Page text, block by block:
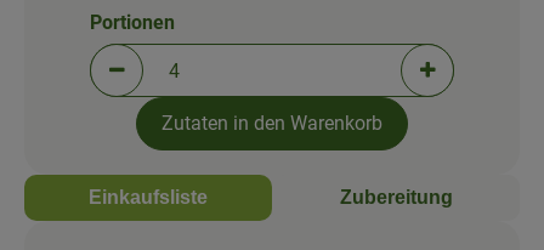
Portionen verringern (aktuell 4 Portionen
Portionen
Portionen
Zutaten in den Warenkorb
Einkaufsliste Zubereitung